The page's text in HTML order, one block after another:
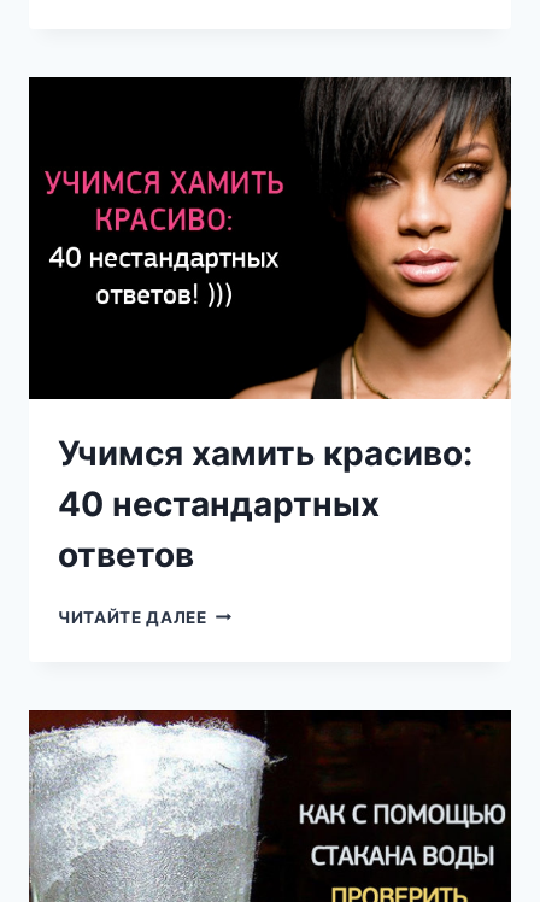
ГОРОСКОП
Учимся хамить красиво:
40 нестандартных
ответов
ЧИТАЙТЕ ДАЛЕЕУЧИМСЯ
НЕСТАНДАРТНЫХ
ОТВЕТОВ